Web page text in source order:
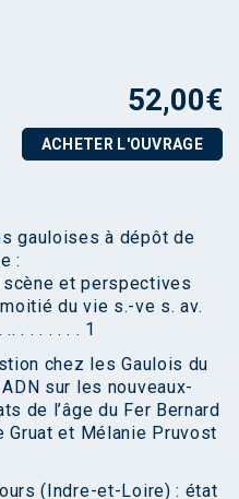
52,00€
ACHETER L'OUVRAGE
gauloises à dépôt de
:
et perspectives
du vie s.-ve s. av.
. . . . . . . 1
chez les Gaulois du
sur les nouveaux-
de l’âge du Fer Bernard
Gruat et Mélanie Pruvost
(Indre-et-Loire) : état